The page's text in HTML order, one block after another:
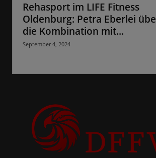
Rehasport im LIFE Fitness
Oldenburg: Petra Eberlei
die Kombination mit...
September 4, 2024